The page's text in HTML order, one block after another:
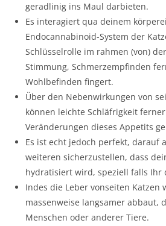
geradlinig ins Maul darbieten.
Es interagiert qua deinem
Endocannabinoid-System der
Schlüsselrolle im rahmen (von)
Stimmung, Schmerzempfinden
Wohlbefinden fingert.
Über den Nebenwirkungen von
können leichte Schläfrigkeit
Veränderungen dieses Appetits
Es ist echt jedoch perfekt, darauf
weiteren sicherzustellen, dass
hydratisiert wird, speziell falls Ihr
Indes die Leber vonseiten Katzen
massenweise langsamer abbaut,
Menschen oder anderer Tiere.